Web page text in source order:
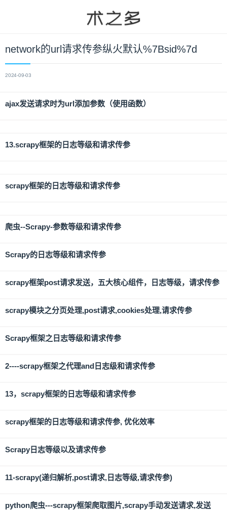
network的url请求传参纵火默认%7Bsid%7d
2024-09-03
ajax发送请求时为url添加参数（使用函数）
13.scrapy框架的日志等级和请求传参
scrapy框架的日志等级和请求传参
爬虫--Scrapy-参数等级和请求传参
Scrapy的日志等级和请求传参
scrapy框架post请求发送，五大核心组件，日志等级，请求传参
scrapy模块之分页处理,post请求,cookies处理,请求传参
Scrapy框架之日志等级和请求传参
2----scrapy框架之代理and日志级和请求传参
13，scrapy框架的日志等级和请求传参
scrapy框架的日志等级和请求传参, 优化效率
Scrapy日志等级以及请求传参
11-scrapy(递归解析,post请求,日志等级,请求传参)
python爬虫---scrapy框架爬取图片,scrapy手动发送请求,发送